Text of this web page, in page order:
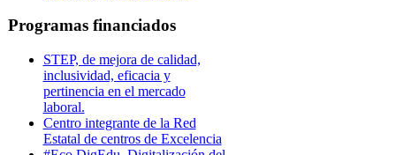
Programas financiados
STEP, de mejora de calidad,
inclusividad, eficacia y
pertinencia en el mercado
laboral.
Centro integrante de la Red
Estatal de centros de Excelencia